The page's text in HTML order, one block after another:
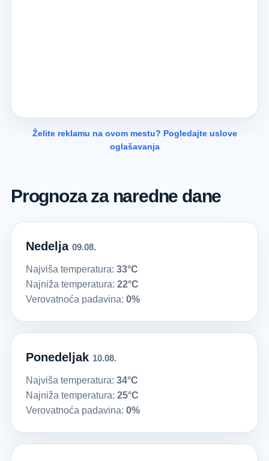
Želite reklamu na ovom mestu? Pogledajte uslove
oglašavanja
Prognoza za naredne dane
Nedelja 09.08.
Najviša temperatura: 33°C
Najniža temperatura: 22°C
Verovatnoća padavina: 0%
Ponedeljak 10.08.
Najviša temperatura: 34°C
Najniža temperatura: 25°C
Verovatnoća padavina: 0%